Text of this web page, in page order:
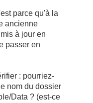
parce qu'à la
ancienne
à jour en
passer en
: pourriez-
nom du dossier
Data ? (est-ce